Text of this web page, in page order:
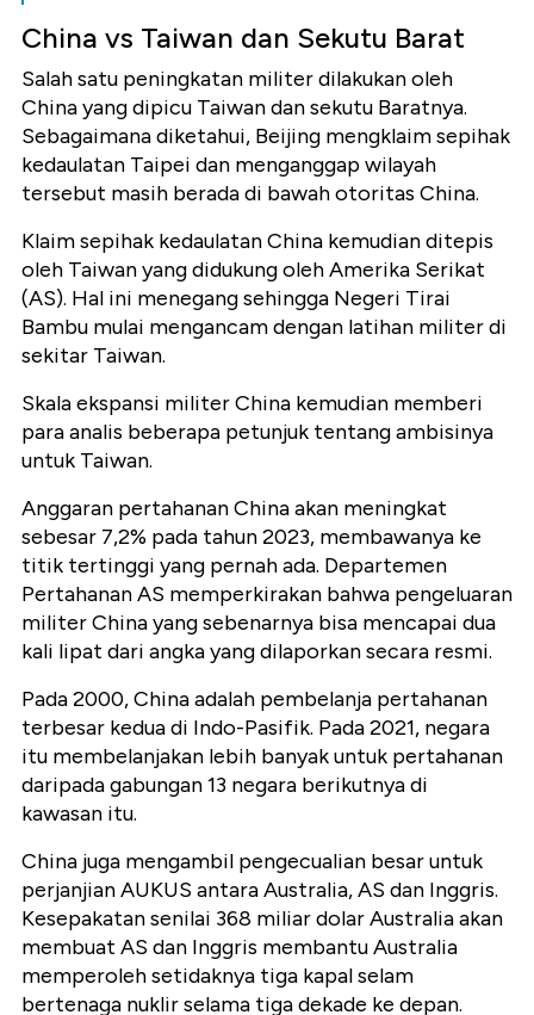
China vs Taiwan dan Sekutu Barat
Salah satu peningkatan militer dilakukan oleh
China yang dipicu Taiwan dan sekutu Baratnya.
Sebagaimana diketahui, Beijing mengklaim sepihak
kedaulatan Taipei dan menganggap wilayah
tersebut masih berada di bawah otoritas China.
Klaim sepihak kedaulatan China kemudian ditepis
oleh Taiwan yang didukung oleh Amerika Serikat
(AS). Hal ini menegang sehingga Negeri Tirai
Bambu mulai mengancam dengan latihan militer di
sekitar Taiwan.
Skala ekspansi militer China kemudian memberi
para analis beberapa petunjuk tentang ambisinya
untuk Taiwan.
Anggaran pertahanan China akan meningkat
sebesar 7,2% pada tahun 2023, membawanya ke
titik tertinggi yang pernah ada. Departemen
Pertahanan AS memperkirakan bahwa pengeluaran
militer China yang sebenarnya bisa mencapai dua
kali lipat dari angka yang dilaporkan secara resmi.
Pada 2000, China adalah pembelanja pertahanan
terbesar kedua di Indo-Pasifik. Pada 2021, negara
itu membelanjakan lebih banyak untuk pertahanan
daripada gabungan 13 negara berikutnya di
kawasan itu.
China juga mengambil pengecualian besar untuk
perjanjian AUKUS antara Australia, AS dan Inggris.
Kesepakatan senilai 368 miliar dolar Australia akan
membuat AS dan Inggris membantu Australia
memperoleh setidaknya tiga kapal selam
bertenaga nuklir selama tiga dekade ke depan.